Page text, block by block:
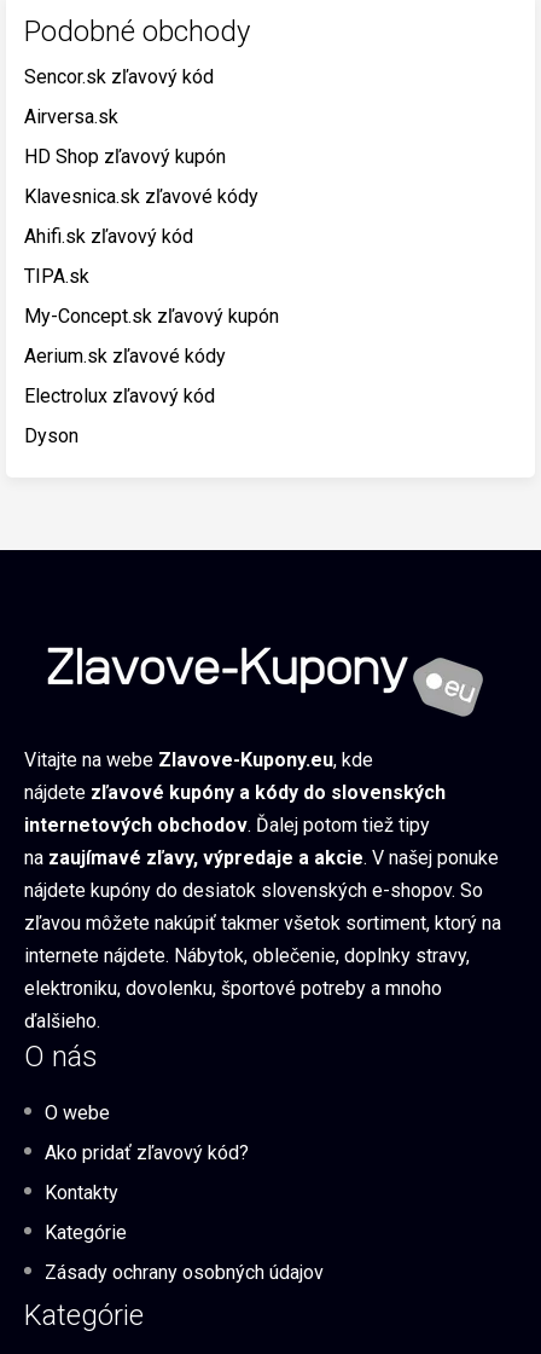
Podobné obchody
Sencor.sk zľavový kód
Airversa.sk
HD Shop zľavový kupón
Klavesnica.sk zľavové kódy
Ahifi.sk zľavový kód
TIPA.sk
My-Concept.sk zľavový kupón
Aerium.sk zľavové kódy
Electrolux zľavový kód
Dyson
Vitajte na webe Zlavove-Kupony.eu, kde
nájdete zľavové kupóny a kódy do slovenských
internetových obchodov. Ďalej potom tiež tipy
na zaujímavé zľavy, výpredaje a akcie. V našej ponuke
nájdete kupóny do desiatok slovenských e-shopov. So
zľavou môžete nakúpiť takmer všetok sortiment, ktorý na
internete nájdete. Nábytok, oblečenie, doplnky stravy,
elektroniku, dovolenku, športové potreby a mnoho
ďalšieho.
O nás
O webe
Ako pridať zľavový kód?
Kontakty
Kategórie
Zásady ochrany osobných údajov
Kategórie